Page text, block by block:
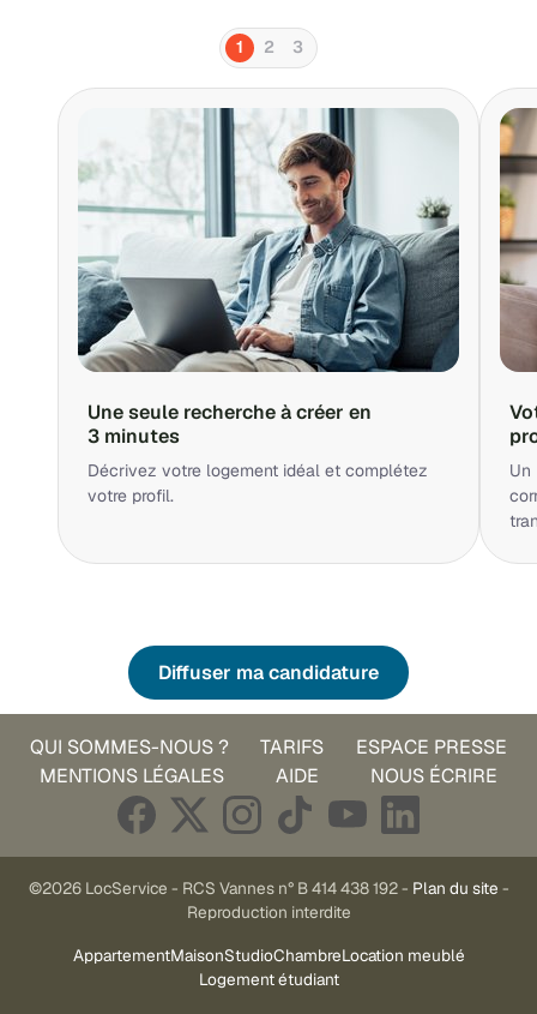
1 2 3
Une seule recherche à créer en
3 minutes
Décrivez votre logement idéal et complétez
votre profil.
Un
Diffuser ma candidature
QUI SOMMES-NOUS ? TARIFS
ESPACE PRESSE
MENTIONS LÉGALES
AIDE NOUS ÉCRIRE
©2026 LocService - RCS Vannes n° B 414 438 192 - Plan du site -
Reproduction interdite
AppartementMaisonStudioChambreLocation meublé
Logement étudiant